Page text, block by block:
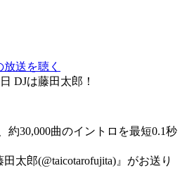
放送を聴く
DJは藤田太郎！
約30,000曲のイントロを最短0.1秒
太郎(@taicotarofujita)』がお送り